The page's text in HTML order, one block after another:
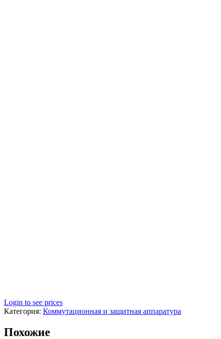
Login to see prices
Категория: Коммутационная и защитная аппаратура
Похожие